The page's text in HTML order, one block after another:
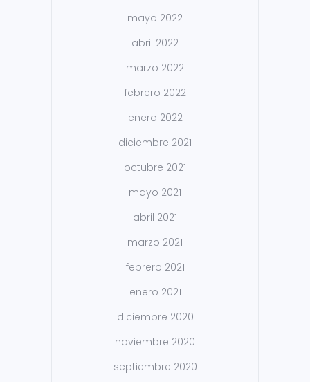
mayo 2022
abril 2022
marzo 2022
febrero 2022
enero 2022
diciembre 2021
octubre 2021
mayo 2021
abril 2021
marzo 2021
febrero 2021
enero 2021
diciembre 2020
noviembre 2020
septiembre 2020